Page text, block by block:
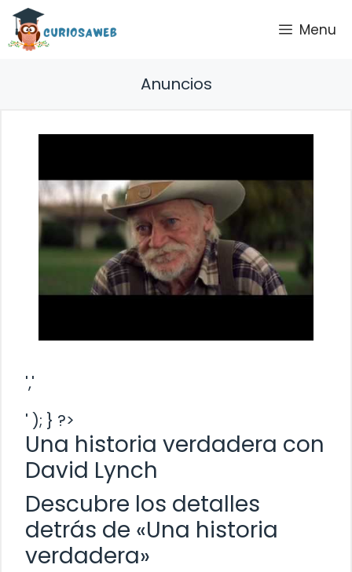
Saltar
contenido
Menu
Anuncios
','
' ); } ?>
Una historia verdadera con
David Lynch
Descubre los detalles
detrás de «Una historia
verdadera»